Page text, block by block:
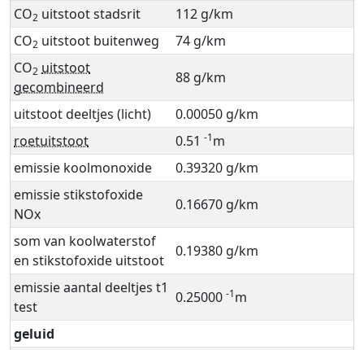
CO2 uitstoot stadsrit
112 g/km
CO2 uitstoot buitenweg
74 g/km
CO2 uitstoot
gecombineerd
88 g/km
uitstoot deeltjes (licht)
0.00050 g/km
roetuitstoot
0.51 -1m
emissie koolmonoxide
0.39320 g/km
emissie stikstofoxide
NOx
0.16670 g/km
som van koolwaterstof
en stikstofoxide uitstoot
0.19380 g/km
emissie aantal deeltjes t1
test
0.25000 -1m
geluid